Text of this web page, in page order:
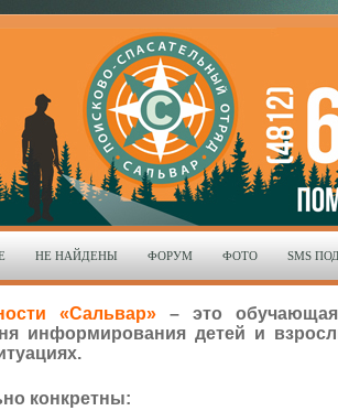
НЕ НАЙДЕНЫ ФОРУМ ФОТО SMS
«Сальвар» – это
информирования детей и
конкретны: